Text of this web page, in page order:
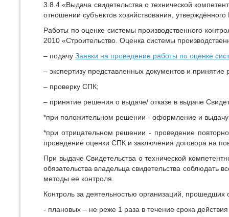
3.8.4 «Выдача свидетельства о технической
отношении субъектов хозяйствования,
Работы по оценке системы производственного
2010 «Строительство. Оценка системы
– подачу Заявки на проведение работы по оценке
– экспертизу представленных документов и
– проверку СПК;
– принятие решения о выдаче/ отказе в выдаче
*при положительном решении - оформление и выдачу
*при отрицательном решении - проведение
проведение оценки СПК и заключения договора на
При выдаче Свидетельства о технической
обязательства владельца свидетельства
методы ее контроля.
Контроль за деятельностью организаций,
- плановых – не реже 1 раза в течение срока